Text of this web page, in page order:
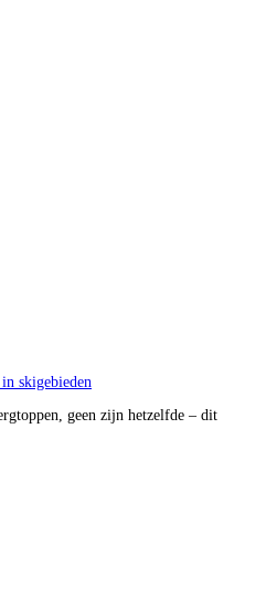
skigebieden
geen zijn hetzelfde – dit